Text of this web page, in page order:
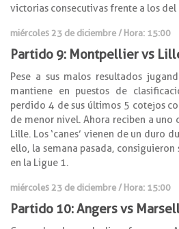
victorias consecutivas frente a los del
miércoles 23 de diciembre / Hora: 15:00
Partido 9: Montpellier vs
Pese a sus malos resultados
mantiene en puestos de
perdido 4 de sus últimos 5 cotejos
de menor nivel. Ahora reciben a
Lille. Los ‘canes’ vienen de un duro
ello, la semana pasada,
en la Ligue 1.
miércoles 23 de diciembre / Hora: 15:00
Partido 10: Angers vs